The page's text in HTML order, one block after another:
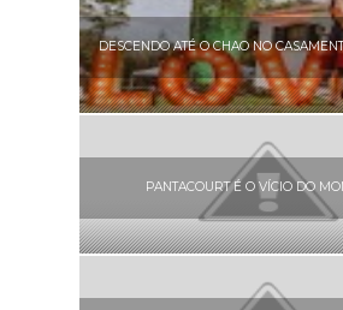
DESCENDO ATÉ O CHAO NO
PANTACOURT É O VÍCIO DO